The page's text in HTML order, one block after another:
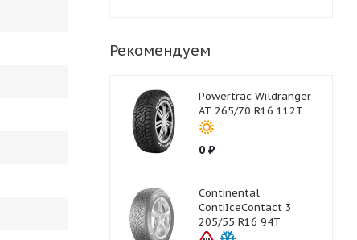
Рекомендуем
Powertrac Wildranger
AT 265/70 R16 112T
0₽
Continental
ContiIceContact 3
205/55 R16 94T